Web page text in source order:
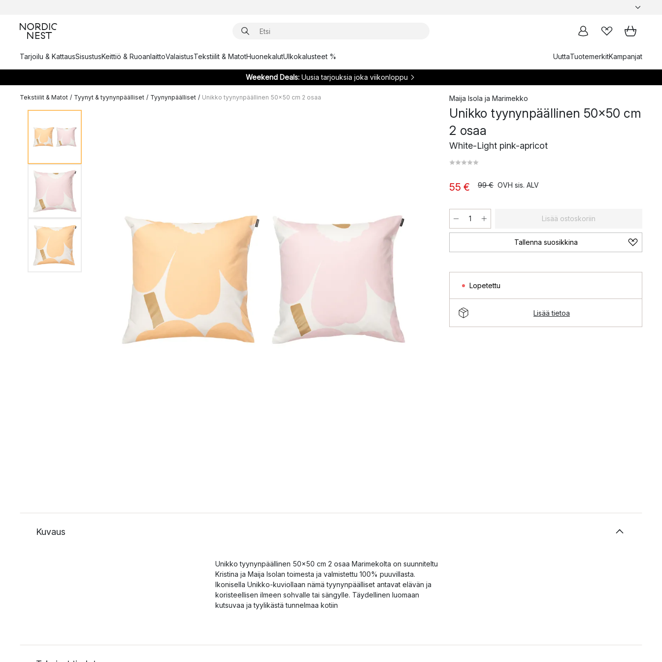
Tarjoilu & KattausSisustusKeittiö & RuoanlaittoValaistusTekstiilit & MatotHuonekalutUlkokalusteet % UuttaTuotemerkitKampanjat
Weekend Deals:Uusia tarjouksia joka viikonloppu
Tekstiilit & Matot / Tyynyt & tyynynpäälliset / Tyynynpäälliset / Unikko tyynynpäällinen 50x50 cm 2 osaa Maija Isola ja Marimekko
Unikko tyynynpäällinen 50x50 cm
2 osaa
White-Light pink-apricot
55 € 99 € OVH sis. ALV
Lisää ostoskoriin
Tallenna suosikkina
Lopetettu
Lisää tietoa
Kuvaus
Unikko tyynynpäällinen 50x50 cm 2 osaa Marimekolta on suunniteltu
Kristina ja Maija Isolan toimesta ja valmistettu 100% puuvillasta.
Ikonisella Unikko-kuviollaan nämä tyynynpäälliset antavat elävän ja
koristeellisen ilmeen sohvalle tai sängylle. Täydellinen luomaan
kutsuvaa ja tyylikästä tunnelmaa kotiin